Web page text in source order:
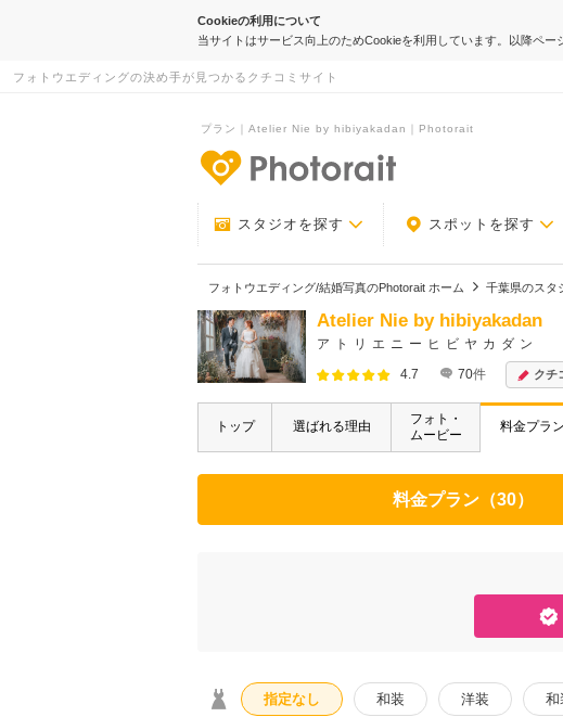
Cookieの利用について
当サイトはサービス向上のためCookieを利用しています。以降ペ
フォトウエディングの決め手が見つかるクチコミサイト
プラン｜Atelier Nie by hibiyakadan｜Photorait
スタジオを探す スポットを探す
フォトウエディング/結婚写真のPhotorait ホーム 千葉県のスタ
Atelier Nie by hibiyakadan
アトリエニーヒビヤカダン
4.7
70件 クチ
トップ 選ばれる理由
フォト・
ムービー
料金プラン
料金プラン（30）
指定なし 和装 洋装 和